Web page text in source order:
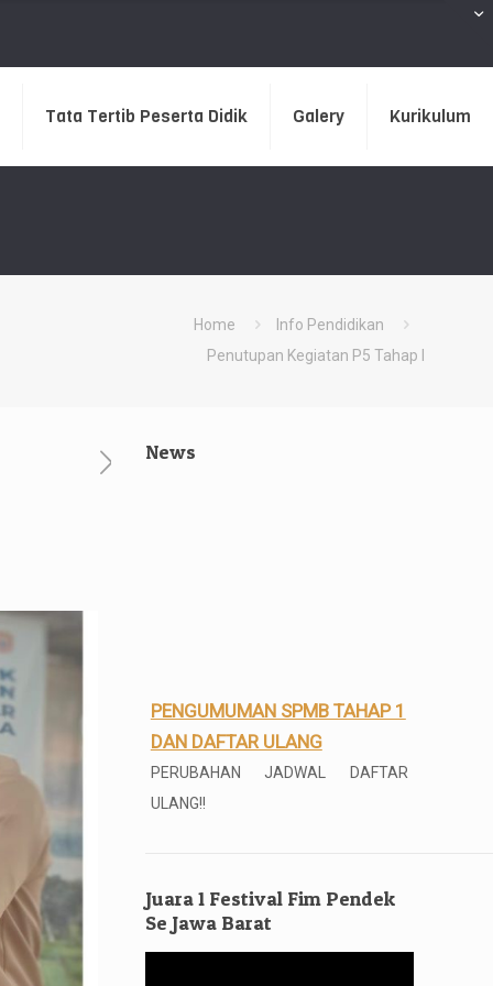
Tata Tertib Peserta Didik Galery Kurikulum
Home
Info Pendidikan
Penutupan Kegiatan P5 Tahap I
News
DAN DAFTAR ULANG
PERUBAHAN JADWAL DAFTAR
Pengumuman Kelulusan Kelas
XII
Juara 1 Festival Fim Pendek
Se Jawa Barat